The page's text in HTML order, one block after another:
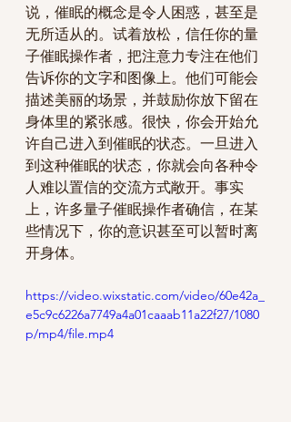
说，催眠的概念是令人困惑，甚至是
无所适从的。试着放松，信任你的量
子催眠操作者，把注意力专注在他们
告诉你的文字和图像上。他们可能会
描述美丽的场景，并鼓励你放下留在
身体里的紧张感。很快，你会开始允
许自己进入到催眠的状态。一旦进入
到这种催眠的状态，你就会向各种令
人难以置信的交流方式敞开。事实
上，许多量子催眠操作者确信，在某
些情况下，你的意识甚至可以暂时离
开身体。
https://video.wixstatic.com/video/60e42a_
e5c9c6226a7749a4a01caaab11a22f27/1080
p/mp4/file.mp4